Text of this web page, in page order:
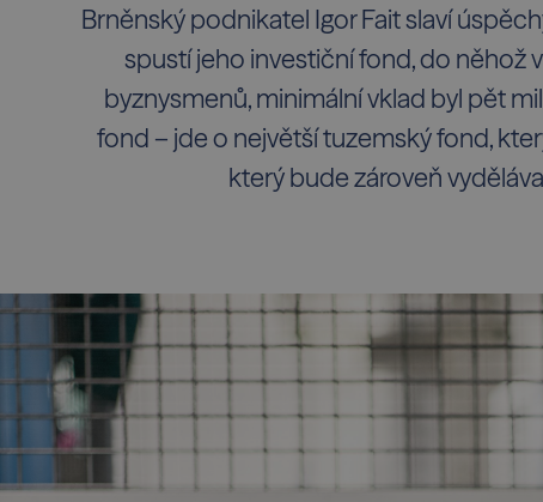
Brněnský podnikatel Igor Fait slaví
spustí jeho investiční fond, do něhož
byznysmenů, minimální vklad byl pět
fond – jde o největší tuzemský fond,
který bude zároveň